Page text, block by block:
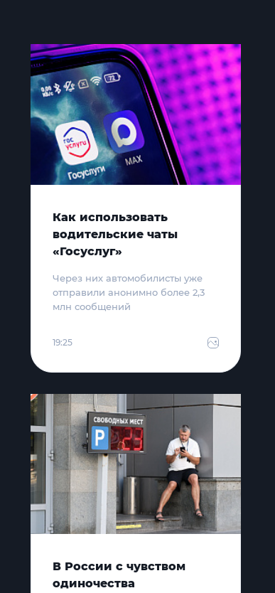
Как использовать
водительские чаты
«Госуслуг»
Через них автомобилисты уже
отправили анонимно более 2,3
млн сообщений
19:25
В России с чувством
одиночества